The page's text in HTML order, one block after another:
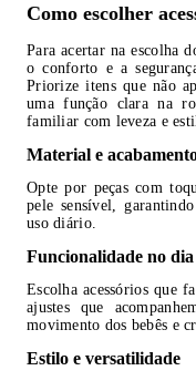
Como escolher
Para acertar na escolha
o conforto e a
Priorize itens que não
uma função clara na
familiar com leveza e
Material e
Opte por peças com
pele sensível,
uso diário.
Funcionalidade no dia
Escolha acessórios que
ajustes que
movimento dos bebês e
Estilo e versatilidade